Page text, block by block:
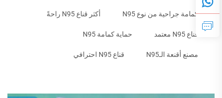
كمامة جراحية من نوع N95 أكثر قناع N95 راحةً
قناع N95 معتمد حماية كمامة N95
مصنع أقنعة الـN95 قناع N95 احترافي